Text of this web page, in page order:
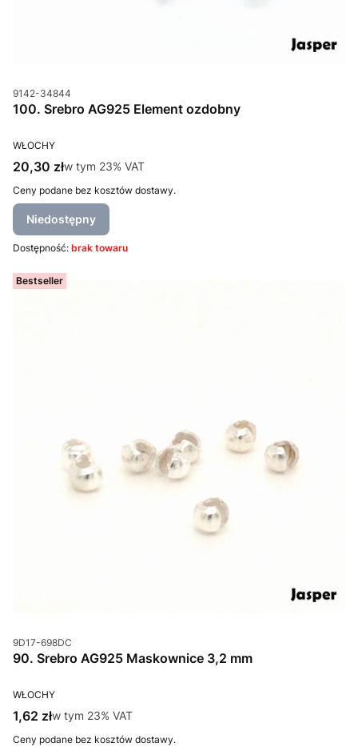
Kod produktu
9142-34844
100. Srebro AG925 Element ozdobny
PRODUCENT
WŁOCHY
Cena brutto
20,30 złw tym %s VAT
w tym 23% VAT
Ceny podane bez kosztów dostawy.
Niedostępny
Dostępność: brak towaru
Bestseller
Kod produktu
9D17-698DC
90. Srebro AG925 Maskownice 3,2 mm
PRODUCENT
WŁOCHY
Cena brutto
1,62 złw tym %s VAT
w tym 23% VAT
Ceny podane bez kosztów dostawy.